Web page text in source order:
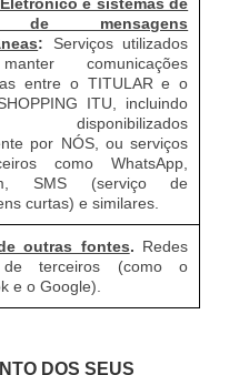
de mensagens
: Serviços utilizados
comunicações
entre o TITULAR e o
ITU, incluindo
disponibilizados
por NÓS, ou serviços
como WhatsApp,
SMS (serviço de
curtas) e similares.
outras fontes. Redes
de terceiros (como o
e o Google).
DOS SEUS